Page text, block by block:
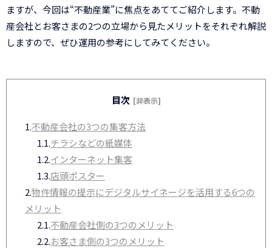
ますが、今回は“不動産業”に焦点をあててご紹介します。不動
産会社とお客さまの2つの立場から見たメリットをそれぞれ解説
しますので、ぜひ運用の参考にしてみてください。
目次 [非表示]
1.不動産会社の3つの集客方法
1.1.チラシなどの紙媒体
1.2.インターネット集客
1.3.店頭ポスター
2.物件情報の提示にデジタルサイネージを活用する6つの
メリット
2.1.不動産会社側の3つのメリット
2.2.お客さま側の3つのメリット